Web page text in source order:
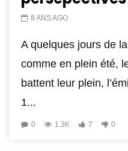
8 ANS AGO
A quelques jours de
comme en plein été,
battent leur plein,
1...
0 1.3K 7 0